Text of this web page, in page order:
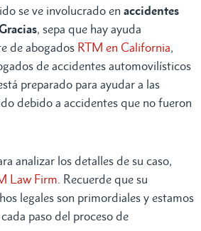
se ve involucrado en accidentes
, sepa que hay ayuda
de abogados RTM en California,
de accidentes automovilísticos
preparado para ayudar a las
debido a accidentes que no fueron
analizar los detalles de su caso,
Law Firm . Recuerde que su
legales son primordiales y estamos
paso del proceso de